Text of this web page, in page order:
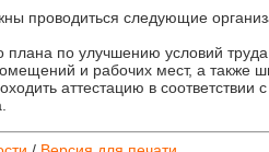
проводиться следующие
плана по улучшению условий
и рабочих мест, а также
аттестацию в соответствии